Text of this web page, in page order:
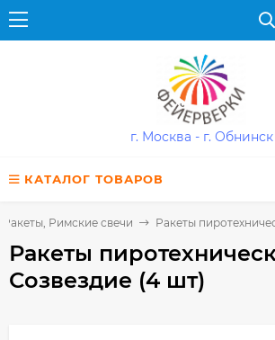
г. Москва - г. Обнинск
КАТАЛОГ ТОВАРОВ
Ракеты, Римские свечи Ракеты
Ракеты
Созвездие (4 шт)